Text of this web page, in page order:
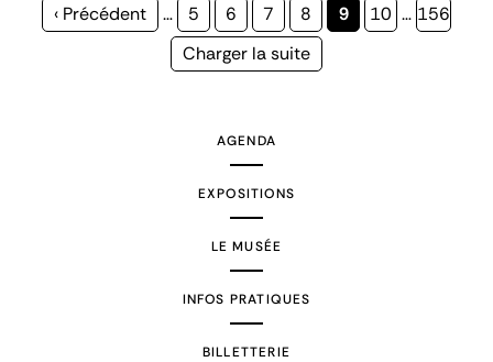
Page
‹ Précédent … Page
5 Page
6 Page
7 Page
8
Page
9 Page
10 … Page
156
Page
Charger la suite
AGENDA
EXPOSITIONS
LE MUSÉE
INFOS PRATIQUES
BILLETTERIE